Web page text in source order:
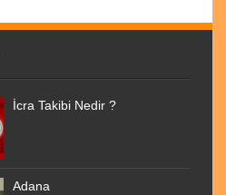
İcra Takibi Nedir ?
Adana